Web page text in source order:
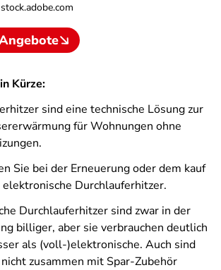
Kürze:
sind eine technische Lösung zur
für Wohnungen ohne
Sie bei der Erneuerung oder dem kauf
Durchlauferhitzer.
Durchlauferhitzer sind zwar in der
billiger, aber sie verbrauchen deutlich
als (voll-)elektronische. Auch sind
zusammen mit Spar-Zubehör